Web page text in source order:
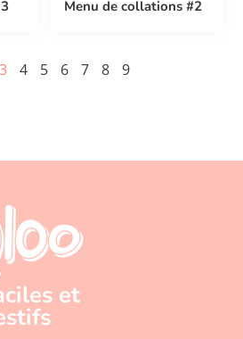
Menu de collations #2
3 4 5 6 7 8 9
et